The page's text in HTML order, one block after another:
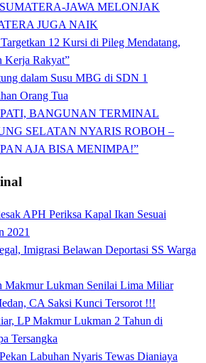
JAWA MELONJAK
JUGA NAIK
12 Kursi di Pileg Mendatang,
Kerja Rakyat”
dalam Susu MBG di SDN 1
Orang Tua
BANGUNAN TERMINAL
SELATAN NYARIS ROBOH –
AJA BISA MENIMPA!”
APH Periksa Kapal Ikan Sesuai
2021
Imigrasi Belawan Deportasi SS Warga
Makmur Lukman Senilai Lima Miliar
CA Saksi Kunci Tersorot !!!
LP Makmur Lukman 2 Tahun di
Tersangka
Labuhan Nyaris Tewas Dianiaya